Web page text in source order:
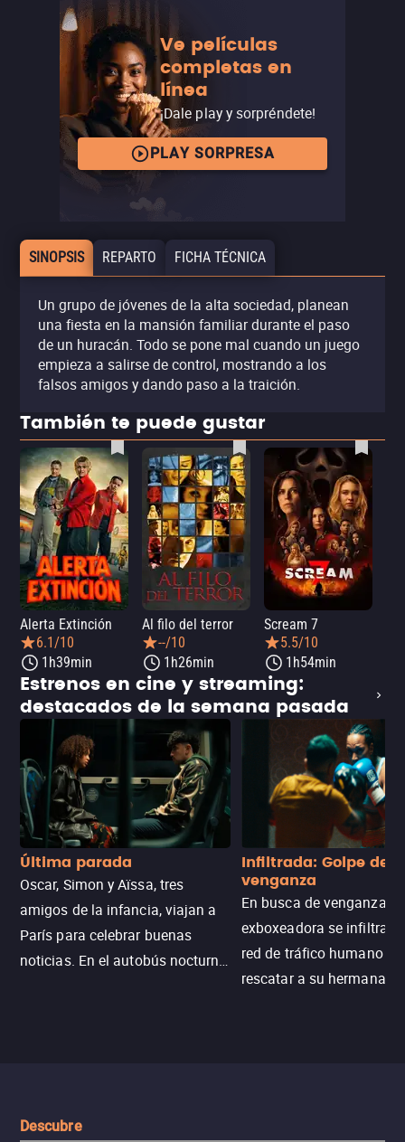
Ve películas
completas en
línea
¡Dale play y sorpréndete!
PLAY SORPRESA
SINOPSIS REPARTO FICHA TÉCNICA
Un grupo de jóvenes de la alta sociedad, planean
una fiesta en la mansión familiar durante el paso
de un huracán. Todo se pone mal cuando un juego
empieza a salirse de control, mostrando a los
falsos amigos y dando paso a la traición.
También te puede gustar
Alerta Extinción
6.1/10
1h39min
Al filo del terror
--/10
1h26min
Scream 7
5.5/10
1h54min
Estrenos en cine y streaming:
destacados de la semana pasada
Última parada
Oscar, Simon y Aïssa, tres
amigos de la infancia, viajan a
París para celebrar buenas
noticias. En el autobús nocturno
Infiltrada: Golpe de
venganza
En busca de venganza,
exboxeadora se infiltra
red de tráfico humano
rescatar a su hermana
Descubre